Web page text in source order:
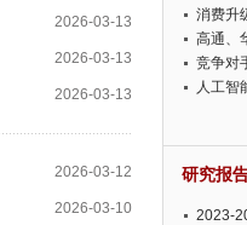
2026-03-13
2026-03-13
2026-03-13
2026-03-12
2026-03-10
消费升
高通、
竞争对
此淡定
人工智
研究报
2023-